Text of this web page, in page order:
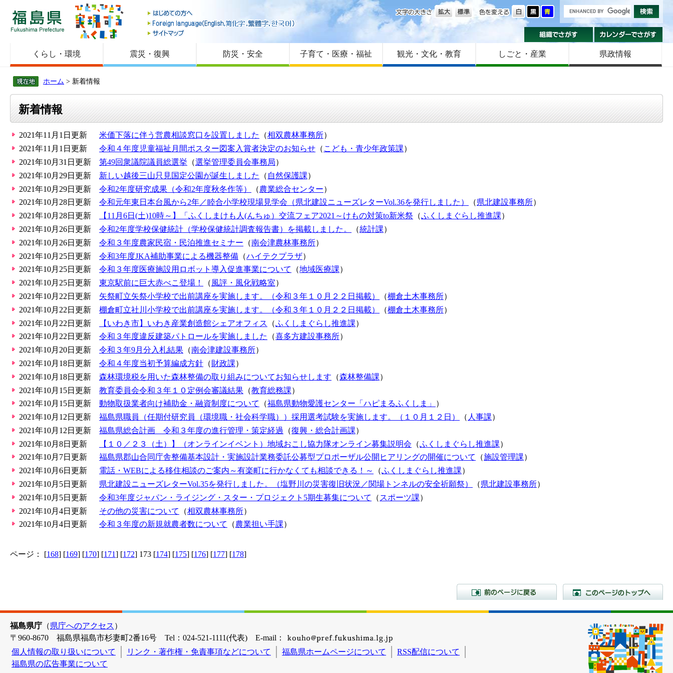
福島県
はじめての方へ
Foreign language
サイトマップ
色を変える
文字の大きさ
組織でさがす
くらし・環境 震災・復興 防災・安全 子育て・医療・福祉 観光・文化・教育 しごと・産業 県政情報
ホーム > 新着情報
新着情報
2021年11月1日更新 米価下落に伴う営農相談窓口を設置しました （相双農林事務所）
2021年11月1日更新
令和４年度児童福祉月間ポスター図案入賞者決定のお知らせ （ こども・青少年政策課）
2021年10月31日更新
第49回衆議院議員総選挙 （選挙管理委員会事務局）
2021年10月29日更新
新しい越後三山只見国定公園が誕生しました （ 自然保護課）
2021年10月29日更新
令和2年度研究成果（令和2年度秋冬作等） （農業総合センター）
2021年10月28日更新
令和元年東日本台風から2年／睦合小学校現場見学会（県北建設ニューズレターVol.36を発行しました） （県北建設事務所）
2021年10月28日更新
【11月6日(土)10時～】「ふくしまけも人(んちゅ）交流フェア2021～けもの対策to新米祭 （ふくしまぐらし推進課）
2021年10月26日更新
令和2年度学校保健統計（学校保健統計調査報告書）を掲載しました。 （統計課）
2021年10月26日更新
令和３年度農家民宿・民泊推進セミナー （南会津農林事務所）
2021年10月25日更新
令和3年度JKA補助事業による機器整備 （ハイテクプラザ）
2021年10月25日更新
令和３年度医療施設用ロボット導入促進事業について （地域医療課）
2021年10月25日更新
東京駅前に巨大赤べこ登場！ （ 風評・風化戦略室）
2021年10月22日更新
矢祭町立矢祭小学校で出前講座を実施します。（令和３年１０月２２日掲載） （棚倉土木事務所）
2021年10月22日更新
棚倉町立社川小学校で出前講座を実施します。（令和３年１０月２２日掲載） （棚倉土木事務所）
2021年10月22日更新
【いわき市】いわき産業創造館シェアオフィス （ふくしまぐらし推進課）
2021年10月22日更新
令和３年度違反建築パトロールを実施しました （喜多方建設事務所）
2021年10月20日更新
令和３年9月分入札結果 （南会津建設事務所）
2021年10月18日更新
令和４年度当初予算編成方針 （財政課）
2021年10月18日更新
森林環境税を用いた森林整備の取り組みについてお知らせします （森林整備課）
2021年10月15日更新
教育委員会令和３年１０定例会審議結果 （教育総務課）
2021年10月15日更新
動物取扱業者向け補助金・融資制度について （福島県動物愛護センター「ハピまるふくしま」
）
2021年10月12日更新
福島県職員（任期付研究員（環境職・社会科学職））採用選考試験を実施します。（１０月１２日） （ 人事課）
2021年10月12日更新
福島県総合計画 令和３年度の進行管理・策定経過 （復興・総合計画課）
2021年10月8日更新
【１０／２３（土）】（オンラインイベント）地域おこし協力隊オンライン募集説明会 （ふくしまぐらし推進課）
2021年10月7日更新
福島県郡山合同庁舎整備基本設計・実施設計業務委託公募型プロポーザル公開ヒアリングの開催について （施設管理課）
2021年10月6日更新
電話・WEBによる移住相談のご案内～有楽町に行かなくても相談できる！～ （ふくしまぐらし推進課）
2021年10月5日更新
県北建設ニューズレターVol.35を発行しました。（塩野川の災害復旧状況／関場トンネルの安全祈願祭） （県北建設事務所）
2021年10月5日更新
令和3年度ジャパン・ライジング・スター・プロジェクト5期生募集について （ スポーツ課）
2021年10月4日更新
その他の災害について （相双農林事務所）
2021年10月4日更新
令和３年度の新規就農者数について （農業担い手課）
ページ： [168] [169] [170] [171] [172] 173 [174] [175] [176] [177] [178]
前のページに戻る
福島県庁 （県庁へのアクセス ）
〒960-8670 福島県福島市杉妻町2番16号 Tel：024-521-1111(代表) E-mail：
個人情報の取り扱いについて
リンク・著作権・免責事項などについて 福島県ホームページについて
RSS配信について
福島県の広告事業について